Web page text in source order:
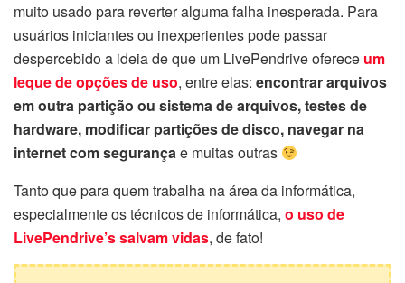
muito usado para reverter alguma falha inesperada. Para
usuários iniciantes ou inexperientes pode passar
despercebido a ideia de que um LivePendrive oferece um
leque de opções de uso, entre elas: encontrar arquivos
em outra partição ou sistema de arquivos, testes de
hardware, modificar partições de disco, navegar na
internet com segurançae muitas outras
Tanto que para quem trabalha na área da informática,
especialmente os técnicos de informática, o uso de
LivePendrive’s salvam vidas, de fato!